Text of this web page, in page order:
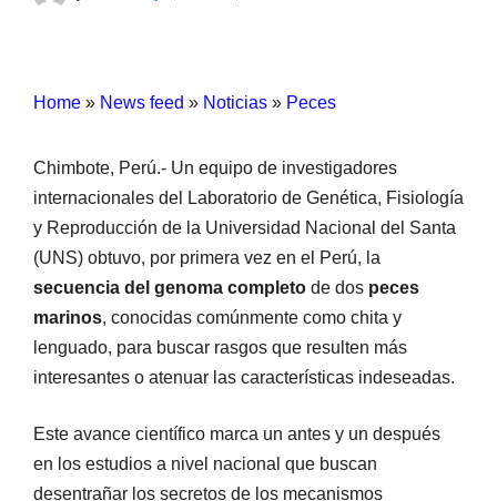
Home » News feed » Noticias » Peces
Chimbote, Perú.- Un equipo de investigadores
internacionales del Laboratorio de Genética, Fisiología
y Reproducción de la Universidad Nacional del Santa
(UNS) obtuvo, por primera vez en el Perú, la
secuencia del genoma completo de dos peces
marinos, conocidas comúnmente como chita y
lenguado, para buscar rasgos que resulten más
interesantes o atenuar las características indeseadas.
Este avance científico marca un antes y un después
en los estudios a nivel nacional que buscan
desentrañar los secretos de los mecanismos